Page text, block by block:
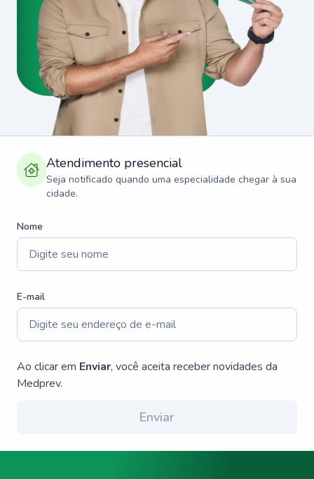
Atendimento presencial
Seja notificado quando uma especialidade chegar à sua
cidade.
Nome
E-mail
Ao clicar em Enviar, você aceita receber novidades da
Medprev.
Enviar